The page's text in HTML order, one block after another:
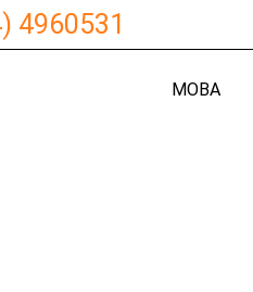
4960531
МОВА